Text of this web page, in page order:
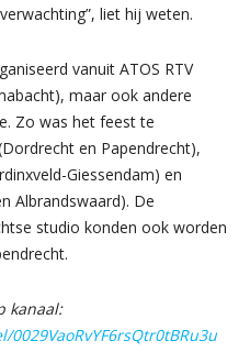
liet hij weten.
vanuit ATOS RTV
maar ook andere
Zo was het feest te
en Papendrecht),
Giessendam) en
Albrandswaard). De
studio konden ook worden
kanaal: